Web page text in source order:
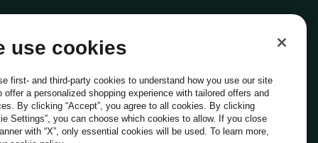
Italiano
use cookies
first- and third-party cookies to understand how you use our site
offer a personalized shopping experience with tailored offers and
By clicking “Accept”, you agree to all cookies. By clicking
Settings”, you can choose which cookies to allow. If you close
with “X”, only essential cookies will be used. To learn more,